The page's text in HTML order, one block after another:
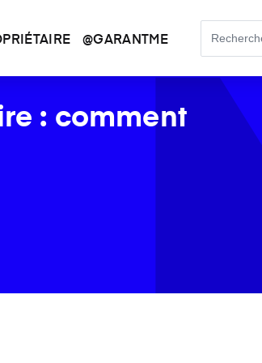
@GARANTME
: comment